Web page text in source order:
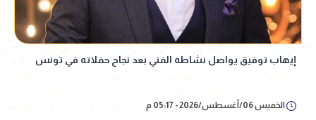
إيهاب توفيق يواصل نشاطه الفني بعد نجاح حفلاته في تونس
الخميس 06/أغسطس/2026 - 05:17 م